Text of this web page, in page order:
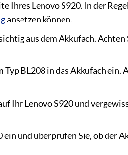
Ihres Lenovo S920. In der
ansetzen können.
aus dem Akkufach.
Typ BL208 in das Akkufach ein.
Ihr Lenovo S920 und
ein und überprüfen Sie, ob der